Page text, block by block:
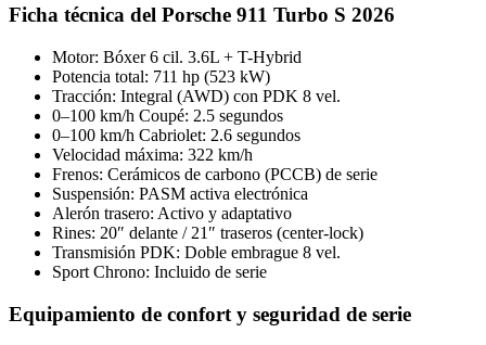
Ficha técnica del Porsche 911 Turbo S 2026
Motor: Bóxer 6 cil. 3.6L + T-Hybrid
Potencia total: 711 hp (523 kW)
Tracción: Integral (AWD) con PDK 8 vel.
0–100 km/h Coupé: 2.5 segundos
0–100 km/h Cabriolet: 2.6 segundos
Velocidad máxima: 322 km/h
Frenos: Cerámicos de carbono (PCCB) de serie
Suspensión: PASM activa electrónica
Alerón trasero: Activo y adaptativo
Rines: 20″ delante / 21″ traseros (center-lock)
Transmisión PDK: Doble embrague 8 vel.
Sport Chrono: Incluido de serie
Equipamiento de confort y seguridad de serie